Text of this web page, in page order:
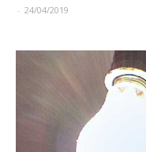
- 24/04/2019